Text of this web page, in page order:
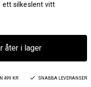
ett silkeslent vitt
åter i lager
499 KR SNABBA LEVERANSER